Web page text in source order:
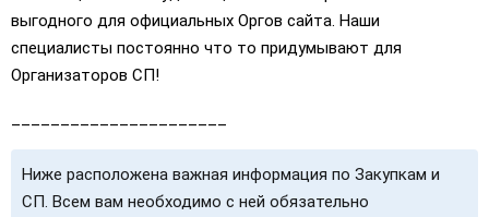
выгодного для официальных Оргов сайта. Наши
специалисты постоянно что то придумывают для
Организаторов СП!
Ниже расположена важная информация по Закупкам и
СП. Всем вам необходимо с ней обязательно